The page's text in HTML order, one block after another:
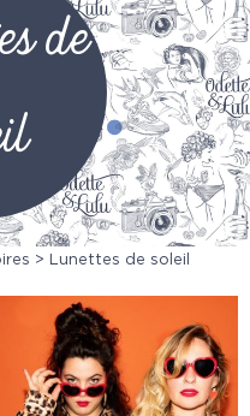
de
> Lunettes de soleil